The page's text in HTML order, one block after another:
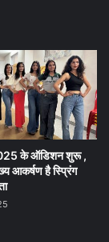
के ऑडिशन शुरू ,
आकर्षण है स्प्रिंग